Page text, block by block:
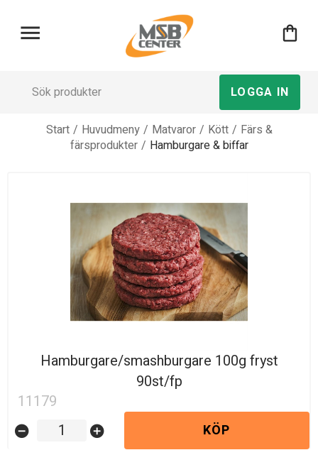
menu shopping_bag
LOGGA IN
Start / Huvudmeny / Matvaror / Kött / Färs &
färsprodukter / Hamburgare & biffar
Hamburgare/smashburgare 100g fryst
90st/fp
11179
remove_circle add_circle KÖP